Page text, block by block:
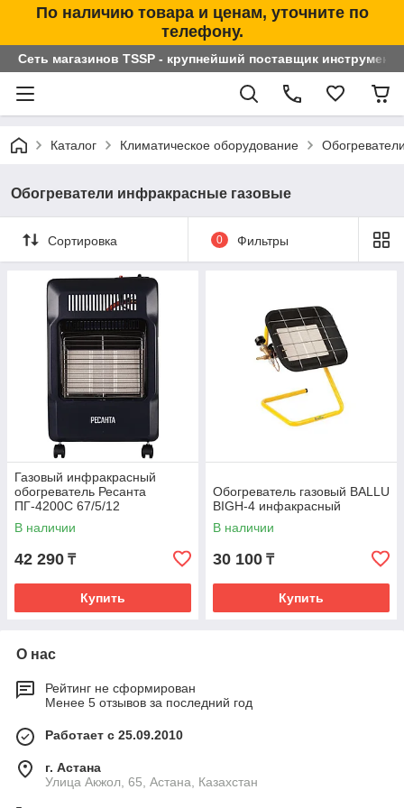
По наличию товара и ценам, уточните по
телефону.
Сеть магазинов TSSP - крупнейший поставщик
Каталог Климатическое оборудование
Обогреватели инфракрасные газовые
Сортировка 0 Фильтры
Газовый инфракрасный
обогреватель Ресанта
ПГ-4200С 67/5/12
В наличии
42 290 ₸
Купить
Обогреватель газовый BALLU
BIGH-4 инфакрасный
В наличии
30 100 ₸
Купить
О нас
Рейтинг не сформирован
Менее 5 отзывов за последний год
Работает с 25.09.2010
г. Астана
Улица Акжол, 65, Астана, Казахстан